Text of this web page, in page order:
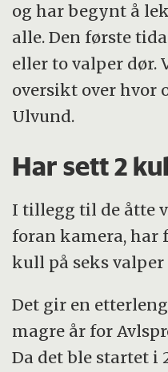
og har begynt å
alle. Den første
eller to valper dør.
oversikt over hvor
Ulvund.
Har sett 2
I tillegg til de åtte
foran kamera, har
kull på seks
Det gir en
magre år for
Da det ble startet i